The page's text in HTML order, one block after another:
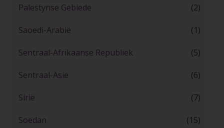
Palestynse Gebiede (2)
Saoedi-Arabië (1)
Sentraal-Afrikaanse Republiek (5)
Sentraal-Asië (6)
Sirië (7)
Soedan (15)